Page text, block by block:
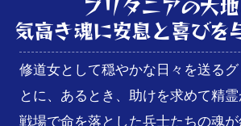
気高き魂に安息と喜び
修道女として穏やかな日々を送る
とに、あるとき、助けを求めて精霊
戦場で命を落とした兵士たちの魂